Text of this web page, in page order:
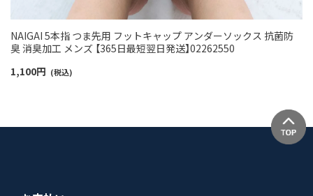
NAIGAI 5本指 つま先用 フットキャップ アンダーソックス 抗菌防
臭 消臭加工 メンズ 【365日最短翌日発送】02262550
1,100円 (税込)